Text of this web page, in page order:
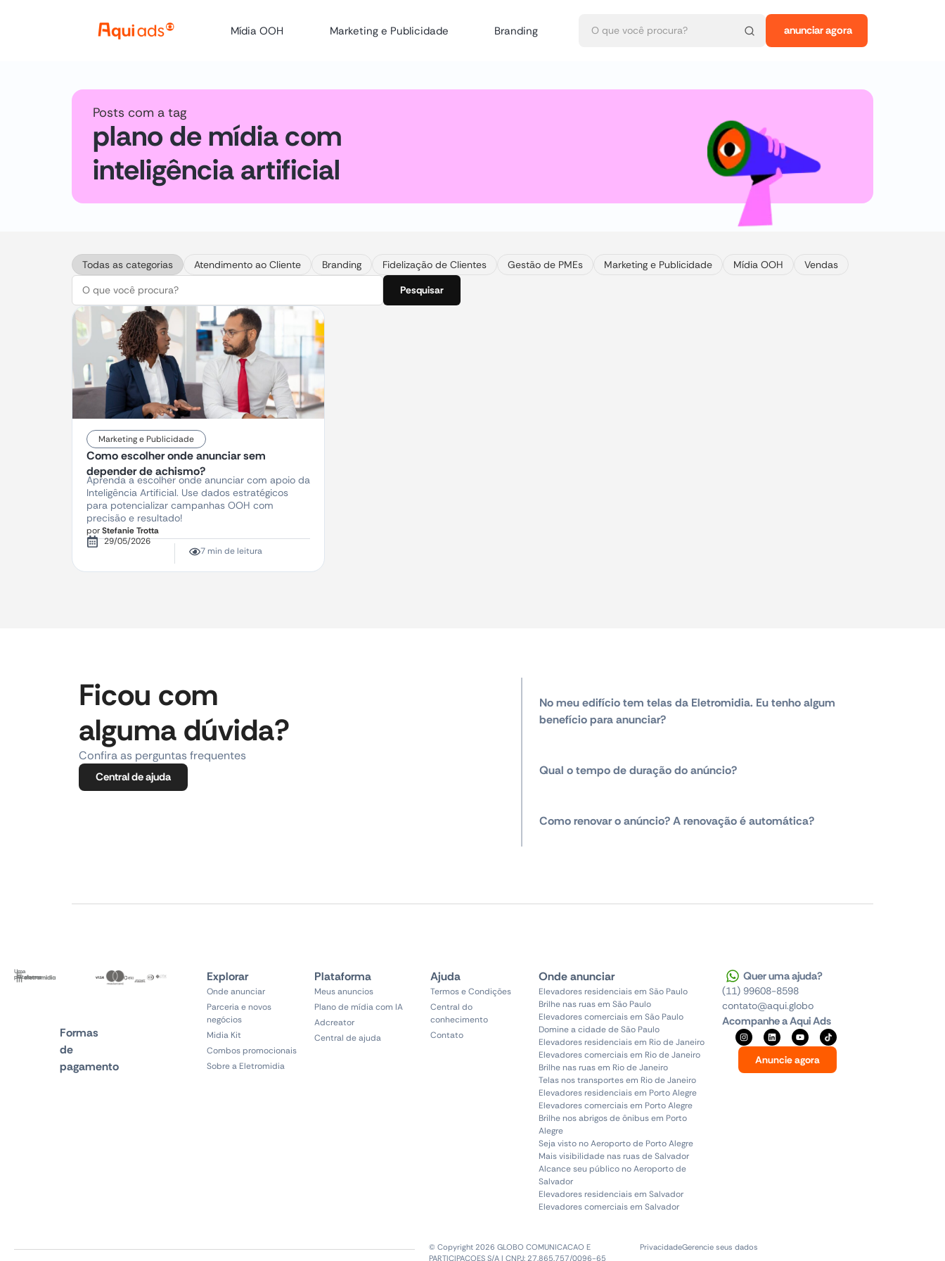
Mídia OOH Marketing e Publicidade Branding anunciar agora
Posts com a tag
plano de mídia com
inteligência artificial
Todas as categorias Atendimento ao Cliente Branding Fidelização de Clientes Gestão de PMEs Marketing e Publicidade Mídia OOH
Vendas
Pesquisar
Marketing e Publicidade
Como escolher onde anunciar sem
depender de achismo?
Aprenda a escolher onde anunciar com apoio da
Inteligência Artificial. Use dados estratégicos
para potencializar campanhas OOH com
precisão e resultado!
porStefanie Trotta
29/05/2026
7 min de leitura
Ficou com
alguma dúvida?
Confira as perguntas frequentes
Central de ajuda
No meu edifício tem telas da Eletromidia. Eu tenho algum
benefício para anunciar?
Qual o tempo de duração do anúncio?
Como renovar o anúncio? A renovação é automática?
Uma
plataforma
Formas
de
pagamento
Explorar
Onde anunciar
Parceria e novos
negócios
Midia Kit
Combos promocionais
Sobre a Eletromidia
Plataforma
Meus anuncios
Plano de mídia com IA
Adcreator
Central de ajuda
Ajuda
Termos e Condições
Central do
conhecimento
Contato
Onde anunciar
Elevadores residenciais em São Paulo
Brilhe nas ruas em São Paulo
Elevadores comerciais em São Paulo
Domine a cidade de São Paulo
Elevadores residenciais em Rio de Janeiro
Elevadores comerciais em Rio de Janeiro
Brilhe nas ruas em Rio de Janeiro
Telas nos transportes em Rio de Janeiro
Elevadores residenciais em Porto Alegre
Elevadores comerciais em Porto Alegre
Brilhe nos abrigos de ônibus em Porto
Alegre
Seja visto no Aeroporto de Porto Alegre
Mais visibilidade nas ruas de Salvador
Alcance seu público no Aeroporto de
Salvador
Elevadores residenciais em Salvador
Elevadores comerciais em Salvador
Quer uma ajuda?
(11) 99608-8598
contato@aqui.globo
Acompanhe a Aqui Ads
Anuncie agora
© Copyright 2026 GLOBO COMUNICACAO E
PARTICIPACOES S/A | CNPJ: 27.865.757/0096-65
PrivacidadeGerencie seus dados